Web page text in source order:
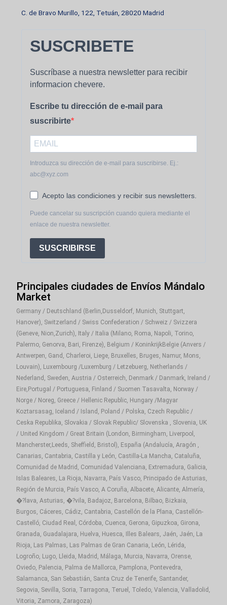
C. de Bravo Murillo, 122, Tetuán, 28020 Madrid
SUSCRIBETE
Suscríbase a nuestra newsletter para recibir
informacion chevere.
Escribe tu dirección de e-mail para
suscribirte
Introduzca su dirección de e-mail para suscribirse. Ej.:
abc@xyz.com
Acepto las condiciones y recibir sus newsletters.
Puede cancelar su suscripción cuando quiera mediante el
enlace de nuestra newsletter.
SUSCRIBIRSE
Principales ciudades de Envíos Mándalo
Market
Germany / Deutschland (Berlin,Dusseldorf, Munich, Stuttgart,
Hanover), Switzerland / Swiss Confederation / Schweiz / Svizzera
(Geneve, Nion,Zurich), Italy / Italia (Milano, Roma, Napoli, Torino,
Palermo, Genorva, Bari, Firenze), Belgium / KoninkrijkBelgie (Anvers /
Antwerpen, Gand, Charleroi, Liege, Bruxelles, Bruges, Namur, Mons,
Louvain), Luxembourg /Luxemburg / Letzebuerg, Netherlands /
Nederland, Sweden, Austria / Osterreich, Denmark / Danmark, Ireland /
Eire,Portugal / Portuguesa, Finland / Suomen Tasavalta, Norway /
Norge / Noreg, Greece / Hellenic Republic, Hungary /Magyar
Koztarsasag, Iceland / Island, Poland / Polska, Czech Republic /
Ceska Republika, Slovakia / Slovak Republic/ Slovenska , Slovenia, UK
/ United Kingdom / Great Britain (London, Birmingham, Liverpool,
Mancherster,Leeds, Sheffield, Bristol), España (Andalucía, Aragón ,
Canarias, Cantabria, Castilla y León, Castilla-La Mancha, Cataluña,
Comunidad de Madrid, Comunidad Valenciana, Extremadura, Galicia,
Islas Baleares, La Rioja, Navarra, País Vasco, Principado de Asturias,
Región de Murcia, País Vasco, A Coruña, Albacete, Alicante, Almería,
�?lava, Asturias, �?vila, Badajoz, Barcelona, Bilbao, Bizkaia,
Burgos, Cáceres, Cádiz, Cantabria, Castellón de la Plana, Castellón-
Castelló, Ciudad Real, Córdoba, Cuenca, Gerona, Gipuzkoa, Girona,
Granada, Guadalajara, Huelva, Huesca, Illes Balears, Jaén, Jaén, La
Rioja, Las Palmas, Las Palmas de Gran Canaria, León, Lérida,
Logroño, Lugo, Lleida, Madrid, Málaga, Murcia, Navarra, Orense,
Oviedo, Palencia, Palma de Mallorca, Pamplona, Pontevedra,
Salamanca, San Sebastián, Santa Cruz de Tenerife, Santander,
Segovia, Sevilla, Soria, Tarragona, Teruel, Toledo, Valencia, Valladolid,
Vitoria, Zamora, Zaragoza)